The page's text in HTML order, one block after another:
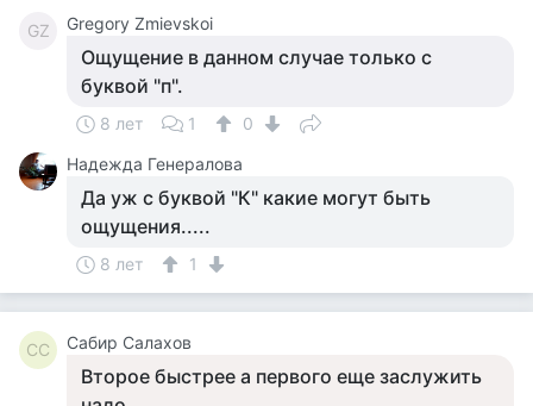
GZ Gregory Zmievskoi
Ощущение в данном случае только с
буквой "п".
8 лет 1
0
Надежда Генералова
Да уж с буквой "К" какие могут быть
ощущения.....
8 лет 1
СС Сабир Салахов
Второе быстрее а первого еще заслужить